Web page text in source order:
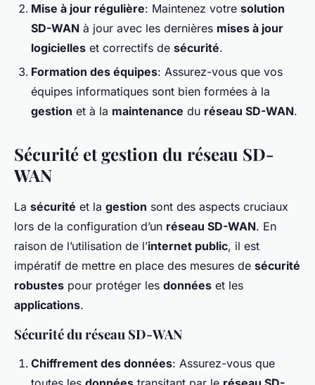
Mise à jour régulière: Maintenez votre solution
SD-WAN à jour avec les dernières mises à jour
logicielles et correctifs de sécurité.
Formation des équipes: Assurez-vous que vos
équipes informatiques sont bien formées à la
gestion et à la maintenance du réseau SD-WAN.
Sécurité et gestion du réseau SD-
WAN
La sécurité et la gestion sont des aspects cruciaux
lors de la configuration d’un réseau SD-WAN. En
raison de l’utilisation de l’internet public, il est
impératif de mettre en place des mesures de sécurité
robustes pour protéger les données et les
applications.
Sécurité du réseau SD-WAN
Chiffrement des données: Assurez-vous que